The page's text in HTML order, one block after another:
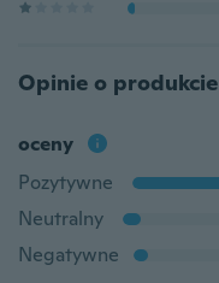
Opinie o produkcie
oceny
Pozytywne
Neutralny
Negatywne